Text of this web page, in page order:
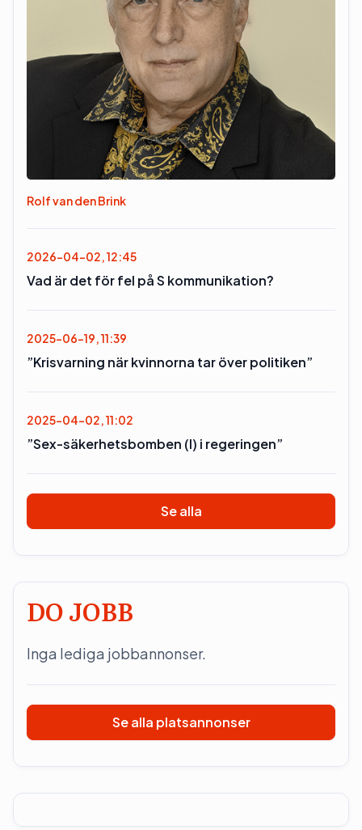
Rolf van den Brink
2026-04-02, 12:45
Vad är det för fel på S kommunikation?
2025-06-19, 11:39
”Krisvarning när kvinnorna tar över politiken”
2025-04-02, 11:02
”Sex-säkerhetsbomben (l) i regeringen”
Se alla
DO JOBB
Inga lediga jobbannonser.
Se alla platsannonser